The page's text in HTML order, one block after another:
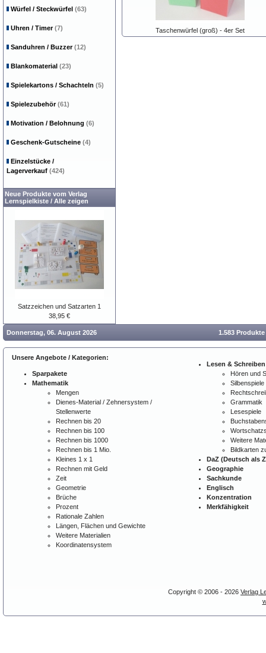
Taschenwürfel (groß) - 4er Set
Würfel / Steckwürfel (63)
Uhren / Timer(7)
Sanduhren / Buzzer(12)
Blankomaterial (23)
Spielekartons / Schachteln (5)
Spielezubehör(61)
Motivation / Belohnung (6)
Geschenk-Gutscheine (4)
Einzelstücke /
Lagerverkauf (424)
Neue Produkte vom Verlag
Lernspielkiste / Alle zeigen
Satzzeichen und Satzarten 1
38,95 €
Donnerstag, 06. August 2026 1.583
Unsere Angebote / Kategorien:
Sparpakete
Mathematik
Mengen
Dienes-Material / Zehnersystem /
Stellenwerte
Rechnen bis 20
Rechnen bis 100
Rechnen bis 1000
Rechnen bis 1 Mio.
Kleines 1 x 1
Rechnen mit Geld
Zeit
Geometrie
Brüche
Prozent
Rationale Zahlen
Längen, Flächen und Gewichte
Weitere Materialien
Koordinatensystem
Lesen & Schreiben
Hören und
Silbenspiele
Grammatik
Lesespiele
Weitere
Bildkarten
DaZ (Deutsch als
Geographie
Sachkunde
Englisch
Konzentration
Merkfähigkeit
Copyright © 2006 - 2026 Verlag